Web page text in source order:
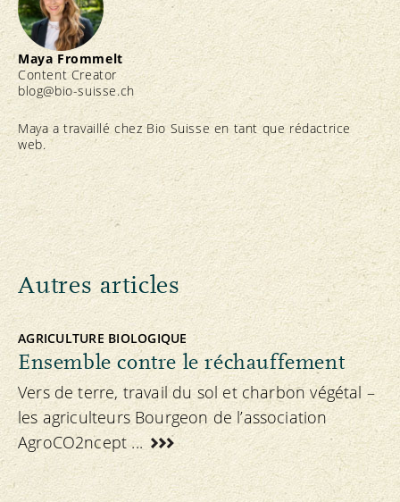
Maya Frommelt
Content Creator
blog@bio-suisse.ch
Maya a travaillé chez Bio Suisse en tant que rédactrice
web.
Autres articles
AGRICULTURE BIOLOGIQUE
Ensemble contre le réchauffement
Vers de terre, travail du sol et charbon végétal –
les agriculteurs Bourgeon de l’association
AgroCO2ncept ...